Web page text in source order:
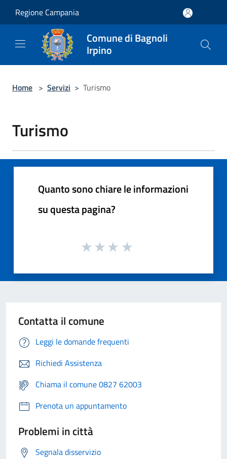
Regione Campania
Comune di Bagnoli
Irpino
Home > Servizi > Turismo
Turismo
Quanto sono chiare le informazioni
su questa pagina?
Contatta il comune
Leggi le domande frequenti
Richiedi Assistenza
Chiama il comune 0827 62003
Prenota un appuntamento
Problemi in città
Segnala disservizio